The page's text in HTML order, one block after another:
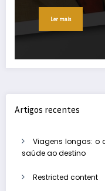
Ler mais
Artigos recentes
Viagens longas: o
saúde ao destino
Restricted content